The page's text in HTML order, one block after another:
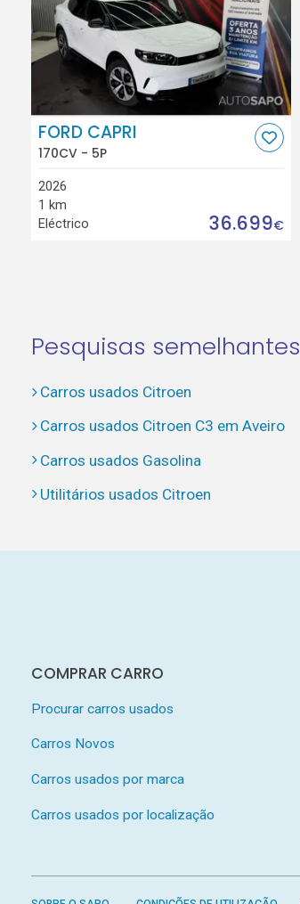
FORD CAPRI
170CV - 5P
2026
1 km
Eléctrico
36.699€
Pesquisas semelhantes
Carros usados Citroen
Carros usados Citroen C3 em Aveiro
Carros usados Gasolina
Utilitários usados Citroen
COMPRAR CARRO
Procurar carros usados
Carros Novos
Carros usados por marca
Carros usados por localização